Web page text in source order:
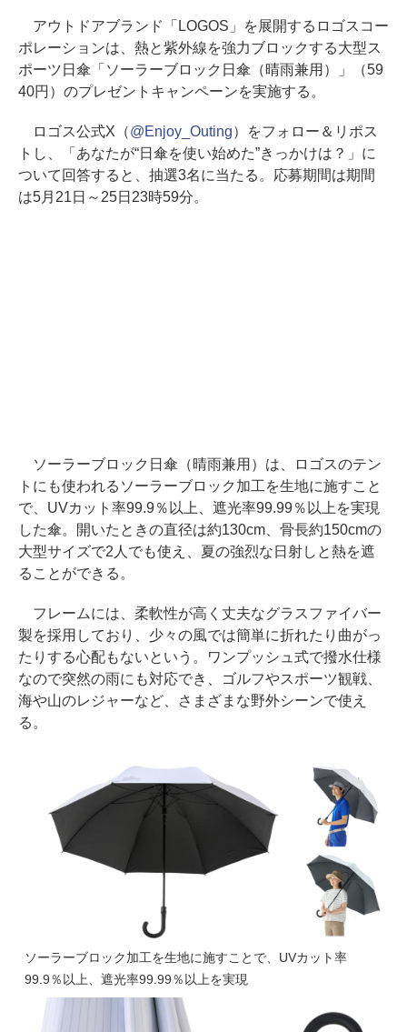
アウトドアブランド「LOGOS」を展開するロゴスコー
ポレーションは、熱と紫外線を強力ブロックする大型ス
ポーツ日傘「ソーラーブロック日傘（晴雨兼用）」（59
40円）のプレゼントキャンペーンを実施する。
ロゴス公式X（@Enjoy_Outing）をフォロー＆リポス
トし、「あなたが“日傘を使い始めた”きっかけは？」に
ついて回答すると、抽選3名に当たる。応募期間は期間
は5月21日～25日23時59分。
ソーラーブロック日傘（晴雨兼用）は、ロゴスのテン
トにも使われるソーラーブロック加工を生地に施すこと
で、UVカット率99.9％以上、遮光率99.99％以上を実現
した傘。開いたときの直径は約130cm、骨長約150cmの
大型サイズで2人でも使え、夏の強烈な日射しと熱を遮
ることができる。
フレームには、柔軟性が高く丈夫なグラスファイバー
製を採用しており、少々の風では簡単に折れたり曲がっ
たりする心配もないという。ワンプッシュ式で撥水仕様
なので突然の雨にも対応でき、ゴルフやスポーツ観戦、
海や山のレジャーなど、さまざまな野外シーンで使え
る。
ソーラーブロック加工を生地に施すことで、UVカット率
99.9％以上、遮光率99.99％以上を実現